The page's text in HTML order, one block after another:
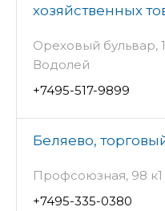
хозяйственных
Ореховый бульвар,
Водолей
+7495-517-9899
Беляево,
Профсоюзная, 98 к1
+7495-335-0380